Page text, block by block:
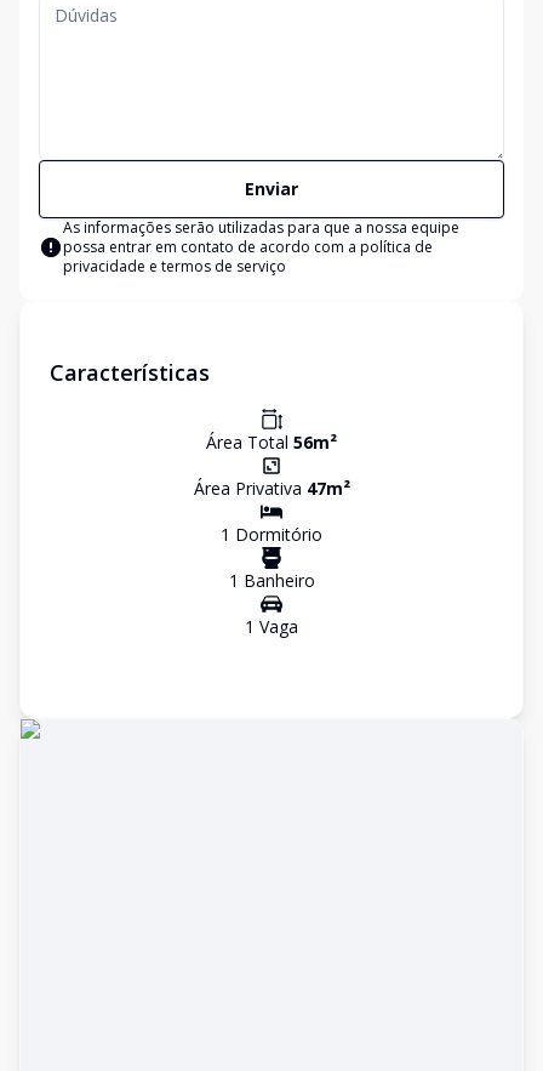
Enviar
As informações serão utilizadas para que a nossa equipe
possa entrar em contato de acordo com a política de
privacidade e termos de serviço
Características
Área Total 56m²
Área Privativa 47m²
1 Dormitório
1 Banheiro
1 Vaga